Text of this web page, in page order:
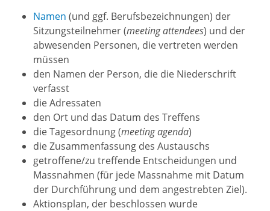
Namen (und ggf. Berufsbezeichnungen) der
Sitzungsteilnehmer (meeting attendees) und der
abwesenden Personen, die vertreten werden
müssen
den Namen der Person, die die Niederschrift
verfasst
die Adressaten
den Ort und das Datum des Treffens
die Tagesordnung (meeting agenda)
die Zusammenfassung des Austauschs
getroffene/zu treffende Entscheidungen und
Massnahmen (für jede Massnahme mit Datum
der Durchführung und dem angestrebten Ziel).
Aktionsplan, der beschlossen wurde